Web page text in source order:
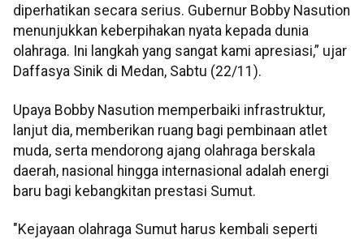
diperhatikan secara serius. Gubernur Bobby Nasution
menunjukkan keberpihakan nyata kepada dunia
olahraga. Ini langkah yang sangat kami apresiasi,” ujar
Daffasya Sinik di Medan, Sabtu (22/11).
Upaya Bobby Nasution memperbaiki infrastruktur,
lanjut dia, memberikan ruang bagi pembinaan atlet
muda, serta mendorong ajang olahraga berskala
daerah, nasional hingga internasional adalah energi
baru bagi kebangkitan prestasi Sumut.
"Kejayaan olahraga Sumut harus kembali seperti